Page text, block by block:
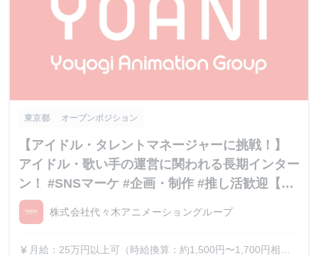
東京都 オープンポジション
【アイドル・タレントマネージャーに挑戦！】
アイドル・歌い手の運営に関われる長期インター
ン！ #SNSマーケ #企画・制作 #推し活歓迎【内
定直結】
株式会社代々木アニメーショングループ
currency_yen 月給：25万円以上可（時給換算：約1,500円〜1,700円相